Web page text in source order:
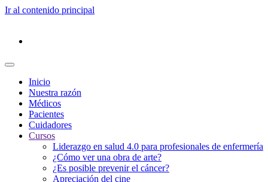
Ir al contenido principal
Inicio
Nuestra razón
Médicos
Pacientes
Cuidadores
Cursos
Liderazgo en salud 4.0 para profesionales de enfermería
¿Cómo ver una obra de arte?
¿Es posible prevenir el cáncer?
Apreciación del cine